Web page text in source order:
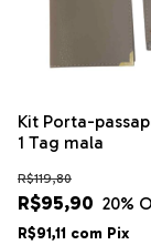
Kit Porta-
1 Tag mala
R$95,90
R$119,80
20%
R$91,11 com Pix